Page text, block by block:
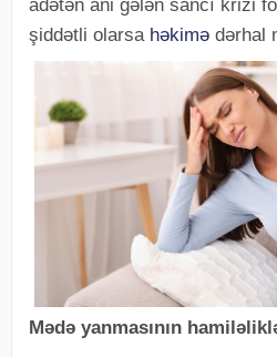
adətən ani gələn sancı krizi
şiddətli olarsa həkimə dərhal
Mədə yanmasının